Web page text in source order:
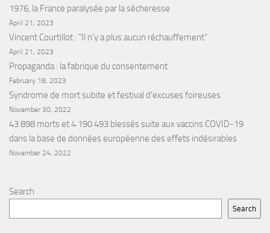
1976, la France paralysée par la sécheresse
April 21, 2023
Vincent Courtillot : "Il n'y a plus aucun réchauffement"
April 21, 2023
Propaganda : la fabrique du consentement
February 18, 2023
Syndrome de mort subite et festival d'excuses foireuses
November 30, 2022
43 898 morts et 4 190 493 blessés suite aux vaccins COVID-19
dans la base de données européenne des effets indésirables
November 24, 2022
Search
Search